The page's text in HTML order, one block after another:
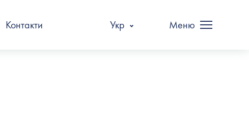
Контакти Укр Меню